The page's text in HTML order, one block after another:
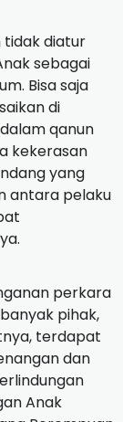
tidak diatur
sebagai
Bisa saja
di
qanun
kekerasan
yang
antara pelaku
perkara
pihak,
terdapat
dan
Anak